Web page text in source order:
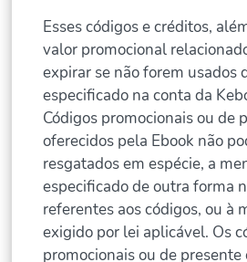
Esses códigos e créditos,
valor promocional
expirar se não forem usados
especificado na conta da
Códigos promocionais ou de
oferecidos pela Ebook não
resgatados em espécie, a
especificado de outra forma
referentes aos códigos, ou à
exigido por lei aplicável. Os
promocionais ou de